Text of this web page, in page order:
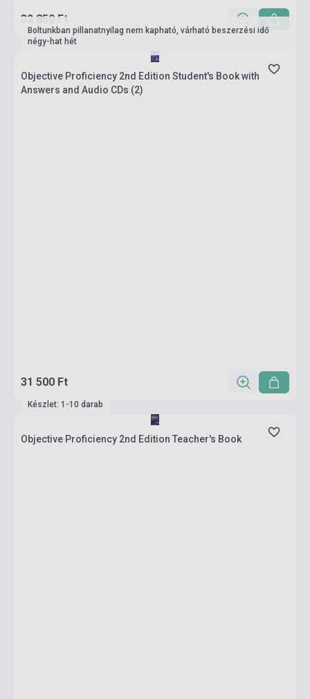
32 850 Ft
Boltunkban pillanatnyilag nem kapható, várható beszerzési idő
négy-hat hét
Objective Proficiency 2nd Edition Student's Book with
Answers and Audio CDs (2)
31 500 Ft
Készlet: 1-10 darab
Objective Proficiency 2nd Edition Teacher's Book